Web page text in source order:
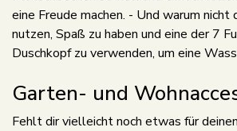
eine Freude machen. - Und warum
nutzen, Spaß zu haben und eine der 7
Duschkopf zu verwenden, um eine
Garten- und
Fehlt dir vielleicht noch etwas für